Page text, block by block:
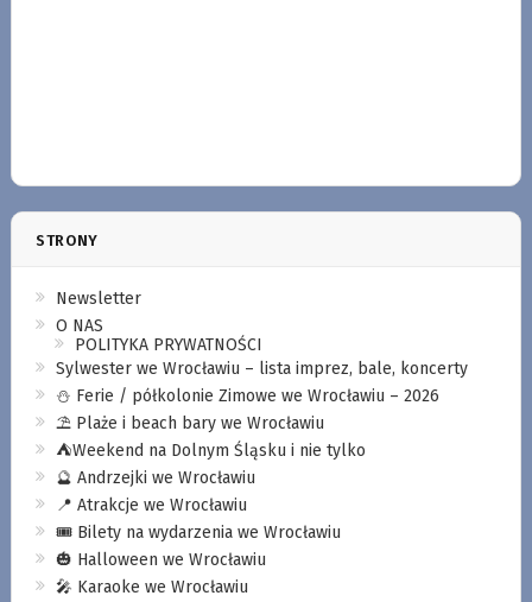
STRONY
Newsletter
O NAS
POLITYKA PRYWATNOŚCI
Sylwester we Wrocławiu – lista imprez, bale, koncerty
⛄️ Ferie / półkolonie Zimowe we Wrocławiu – 2026
⛱️ Plaże i beach bary we Wrocławiu
⛺️Weekend na Dolnym Śląsku i nie tylko
🔮 Andrzejki we Wrocławiu
📍 Atrakcje we Wrocławiu
🎟️ Bilety na wydarzenia we Wrocławiu
🎃 Halloween we Wrocławiu
🎤 Karaoke we Wrocławiu